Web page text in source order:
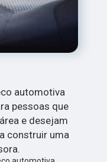
automotiva
pessoas que
e desejam
construir uma